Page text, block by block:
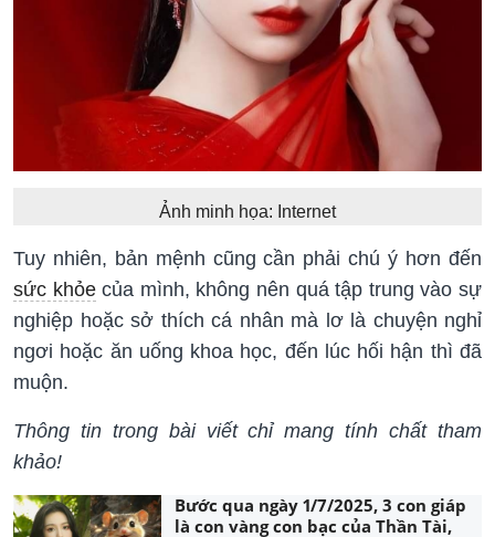
Ảnh minh họa: Internet
Tuy nhiên, bản mệnh cũng cần phải chú ý hơn đến
sức khỏecủa mình, không nên quá tập trung vào sự
nghiệp hoặc sở thích cá nhân mà lơ là chuyện nghỉ
ngơi hoặc ăn uống khoa học, đến lúc hối hận thì đã
muộn.
Thông tin trong bài viết chỉ mang tính chất tham
khảo!
Bước qua ngày 1/7/2025, 3 con giáp
là con vàng con bạc của Thần Tài,